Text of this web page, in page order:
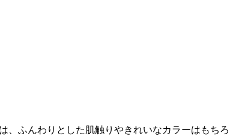
、ふんわりとした肌触りやきれいなカラーはもちろ